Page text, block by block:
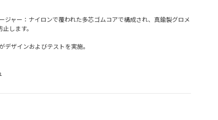
ジャー：ナイロンで覆われた多芯ゴムコアで構成され、真鍮製グロメ
します。
ザインおよびテストを実施。